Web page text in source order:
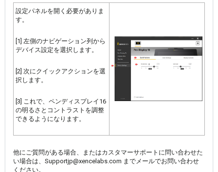
設定パネルを開く必要がありま
す。
[1] 左側のナビゲーション列から
デバイス設定を選択します。
[2] 次にクイックアクションを選
択します。
[3] これで、ペンディスプレイ16
の明るさとコントラストを調整
できるようになります。
他にご質問がある場合、またはカスタマーサポートに問い合わせた
い場合は、Supportjp@xencelabs.com までメールでお問い合わせ
ください。